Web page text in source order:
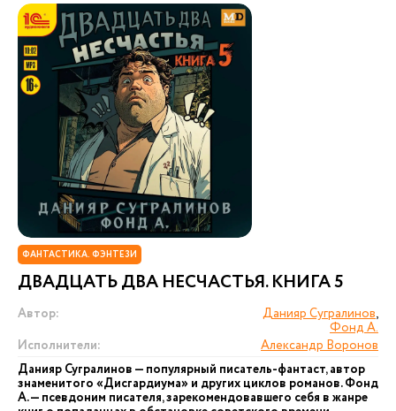
ФАНТАСТИКА. ФЭНТЕЗИ
ДВАДЦАТЬ ДВА НЕСЧАСТЬЯ. КНИГА 5
Автор: Данияр Сугралинов,
Фонд А.
Исполнители:
Александр Воронов
Данияр Сугралинов — популярный писатель-фантаст, автор
знаменитого «Дисгардиума» и других циклов романов. Фонд
А. — псевдоним писателя, зарекомендовавшего себя в жанре